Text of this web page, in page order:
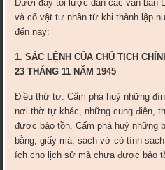
Dưới đây tôi lược dẫn các văn bản
và cổ vật tư nhân từ khi thành lập
đến nay:
1. SẮC LỆNH CỦA CHỦ TỊCH
23 THÁNG 11 NĂM 1945
Điều thứ tư: Cấm phá huỷ những
nơi thờ tự khác, những cung điện,
được bảo tồn. Cấm phá huỷ những
bằng, giấy má, sách vở có tính
ích cho lịch sử mà chưa được bảo